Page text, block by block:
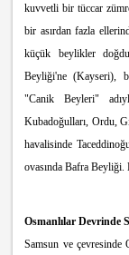
kuvvetli bir tüccar
bir asırdan fazla
küçük beylikler
Beyliği'ne (Kayseri),
"Canik Beyleri"
Kubadoğulları, Ordu,
havalisinde
ovasında Bafra
Osmanlılar Devrinde
Samsun ve çevresinde